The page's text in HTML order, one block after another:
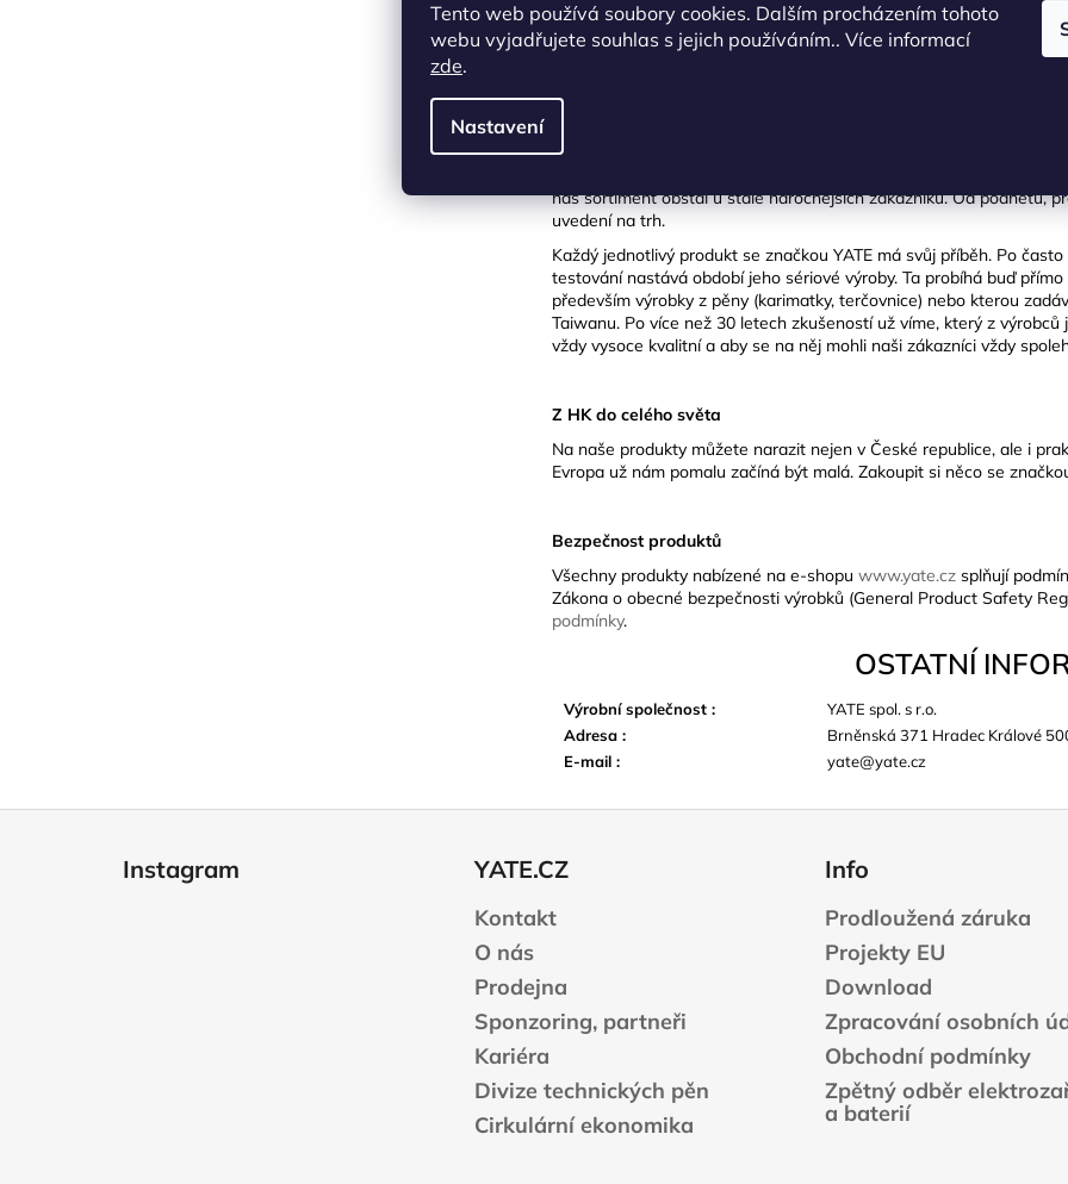
Tento web používá soubory cookies. Dalším procházením tohoto
webu vyjadřujete souhlas s jejich používáním.. Více informací
zde.
Nastavení
V současné době nabízíme velmi široký sortiment produktů pro
tempo rozšiřování nabídky nepolevuje. Stávající produkty pak
náš sortiment obstál u stále náročnějších zákazníků. Od podnětů,
uvedení na trh.
Každý jednotlivý produkt se značkou YATE má svůj příběh. Po
testování nastává období jeho sériové výroby. Ta probíhá buď
především výrobky z pěny (karimatky, terčovnice) nebo kterou
Taiwanu. Po více než 30 letech zkušeností už víme, který z
vždy vysoce kvalitní a aby se na něj mohli naši zákazníci vždy
Z HK do celého světa
Na naše produkty můžete narazit nejen v České republice, ale i
Evropa už nám pomalu začíná být malá. Zakoupit si něco se
Bezpečnost produktů
Všechny produkty nabízené na e-shopu www.yate.cz splňují
Zákona o obecné bezpečnosti výrobků (General Product Safety
podmínky.
OSTATNÍ
Výrobní společnost :
YATE spol. s r.o.
Adresa :
Brněnská 371 Hradec Králové
E-mail : yate@yate.cz
Instagram YATE.CZ
Kontakt
O nás
Prodejna
Sponzoring, partneři
Kariéra
Divize technických pěn
Cirkulární ekonomika
Info
Prodloužená záruka
Projekty EU
Download
Zpracování osobních
Obchodní podmínky
Zpětný odběr
a baterií